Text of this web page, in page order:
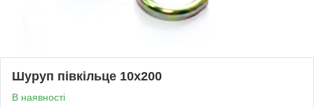
Шуруп півкільце 10х200
В наявності